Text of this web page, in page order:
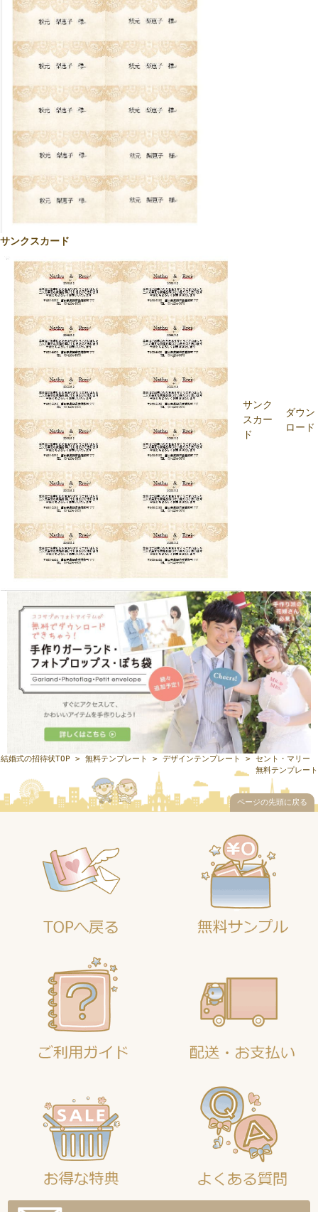
サンクスカード
サンク
スカー
ド
ダウン
ロード
結婚式の招待状TOP > 無料テンプレート > デザインテンプレート
> セント・マリー
無料テンプレート
ページの先頭に戻る